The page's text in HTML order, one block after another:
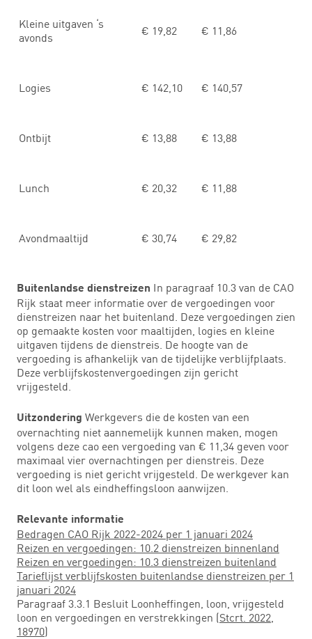
Kleine uitgaven ‘s
avonds
€ 19,82 € 11,86
Logies € 142,10 € 140,57
Ontbijt € 13,88 € 13,88
Lunch € 20,32 € 11,88
Avondmaaltijd € 30,74 € 29,82
Buitenlandse dienstreizen In paragraaf 10.3 van de CAO
Rijk staat meer informatie over de vergoedingen voor
dienstreizen naar het buitenland. Deze vergoedingen zien
op gemaakte kosten voor maaltijden, logies en kleine
uitgaven tijdens de dienstreis. De hoogte van de
vergoeding is afhankelijk van de tijdelijke verblijfplaats.
Deze verblijfskostenvergoedingen zijn gericht
vrijgesteld.
Uitzondering Werkgevers die de kosten van een
overnachting niet aannemelijk kunnen maken, mogen
volgens deze cao een vergoeding van € 11,34 geven voor
maximaal vier overnachtingen per dienstreis. Deze
vergoeding is niet gericht vrijgesteld. De werkgever kan
dit loon wel als eindheffingsloon aanwijzen.
Relevante informatie
Bedragen CAO Rijk 2022-2024 per 1 januari 2024
Reizen en vergoedingen: 10.2 dienstreizen binnenland
Reizen en vergoedingen: 10.3 dienstreizen buitenland
Tarieflijst verblijfskosten buitenlandse dienstreizen per 1
januari 2024
Paragraaf 3.3.1 Besluit Loonheffingen, loon, vrijgesteld
loon en vergoedingen en verstrekkingen (Stcrt. 2022,
18970)